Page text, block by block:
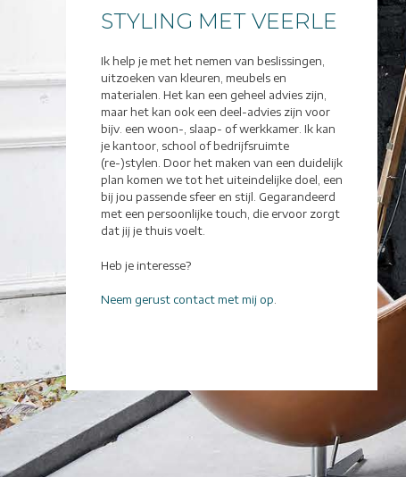
STYLING MET VEERLE
Ik help je met het nemen van beslissingen,
uitzoeken van kleuren, meubels en
materialen. Het kan een geheel advies zijn,
maar het kan ook een deel-advies zijn voor
bijv. een woon-, slaap- of werkkamer. Ik kan
je kantoor, school of bedrijfsruimte
(re-)stylen. Door het maken van een duidelijk
plan komen we tot het uiteindelijke doel, een
bij jou passende sfeer en stijl. Gegarandeerd
met een persoonlijke touch, die ervoor zorgt
dat jij je thuis voelt.
Heb je interesse?
Neem gerust contact met mij op.